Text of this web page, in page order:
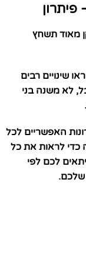
מאוד תשחץ
שינויים רבים
לא משנה בני
האפשריים לכל
כדי לראות את כל
לכם לפי